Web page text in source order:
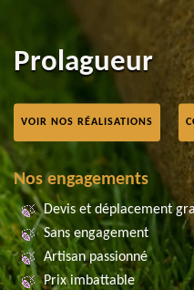
Prolagueur
VOIR NOS RÉALISATIONS
Nos engagements
Devis et déplacement
Sans engagement
Artisan passionné
Prix imbattable